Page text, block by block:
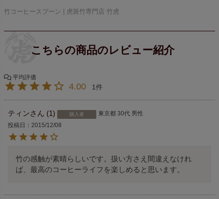
竹コーヒースプーン | 虎斑竹専門店 竹虎
4.00 1
ティン 1 購入者 東京都 30代 男性
投稿日
2015/12/08
竹の感触が素晴らしいです。扱い方さえ間違えなけれ
ば、最高のコーヒーライフを楽しめると思います。